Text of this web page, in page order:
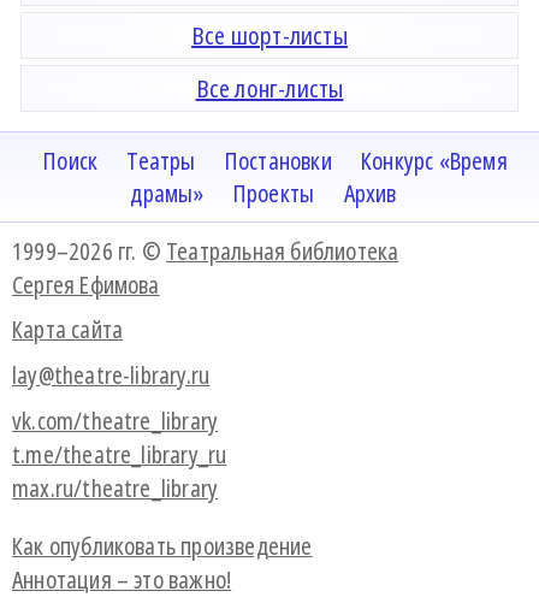
Все шорт-листы
Все лонг-листы
Поиск Театры Постановки
Конкурс «Время
драмы»
Проекты
Архив
1999–2026 гг. © Театральная библиотека
Сергея Ефимова
Карта сайта
lay@theatre-library.ru
vk.com/theatre_library
t.me/theatre_library_ru
max.ru/theatre_library
Как опубликовать произведение
Аннотация – это важно!